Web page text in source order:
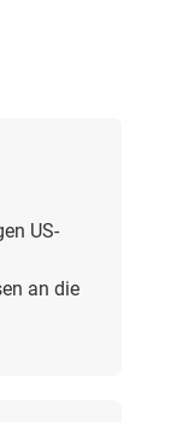
US-
an die